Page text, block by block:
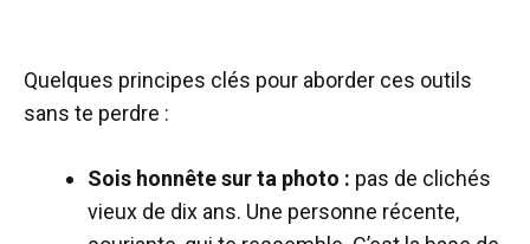
Quelques principes clés pour aborder ces outils
sans te perdre :
Sois honnête sur ta photo : pas de clichés
vieux de dix ans. Une personne récente,